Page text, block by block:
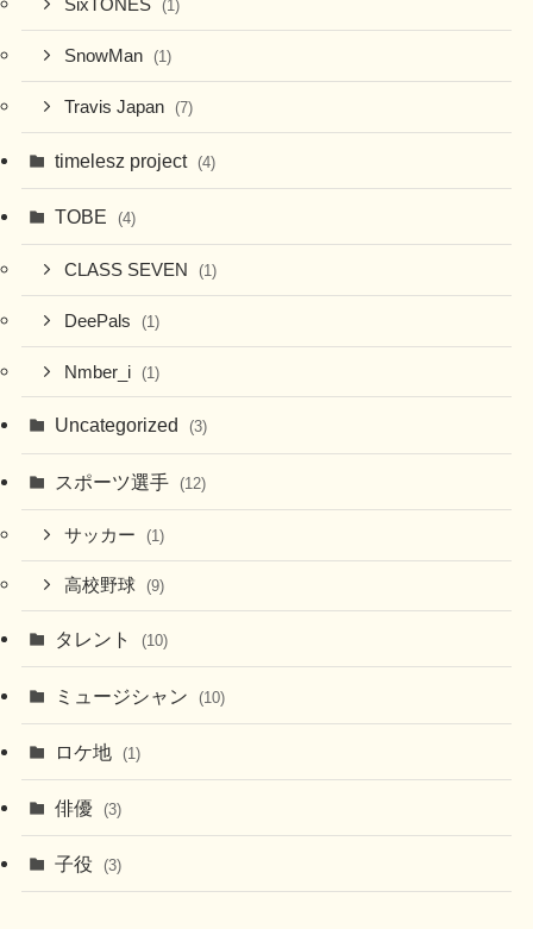
SixTONES (1)
SnowMan (1)
Travis Japan (7)
timelesz project (4)
TOBE (4)
CLASS SEVEN (1)
DeePals (1)
Nmber_i (1)
Uncategorized (3)
スポーツ選手 (12)
サッカー (1)
高校野球 (9)
タレント (10)
ミュージシャン (10)
ロケ地 (1)
俳優 (3)
子役 (3)